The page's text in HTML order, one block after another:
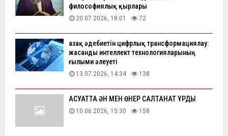
философиялық қырлары
20.07.2026, 18:01 72
Қазақ әдебиетін цифрлық трансформациялау:
жасанды интеллект технологияларының
ғылыми әлеуеті
13.07.2026, 14:34 138
АҚСУАТТА ӘН МЕН ӨНЕР САЛТАНАТ ҚҰРДЫ
10.06.2026, 15:30 158